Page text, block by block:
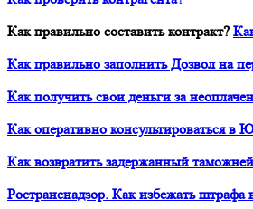
Как правильно составить контракт?
Как правильно заполнить Дозвол на
Как получить свои деньги за
Как оперативно консультироваться
Как возвратить задержанный
Ространснадзор. Как избежать штрафа